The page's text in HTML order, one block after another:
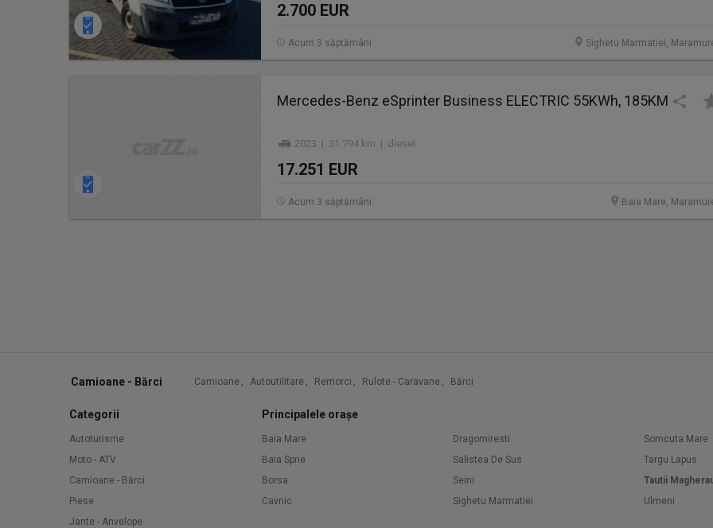
2.700 EUR
Sighetu Marmatiei,
Acum 3 săptămâni
Mercedes-Benz eSprinter Business ELECTRIC 55KWh, 185KM
2023 | 31.794 km | diesel
17.251 EUR
Baia Mare,
Acum 3 săptămâni
Camioane - Bărci Camioane , Autoutilitare , Remorci , Rulote - Caravane , Bărci
Categorii
Autoturisme
Moto - ATV
Camioane - Bărci
Piese
Jante - Anvelope
Principalele orașe
Baia Mare
Baia Sprie
Borsa
Cavnic
Dragomiresti
Salistea De Sus
Seini
Sighetu Marmatiei
Somcuta Mare
Targu Lapus
Tautii
Ulmeni